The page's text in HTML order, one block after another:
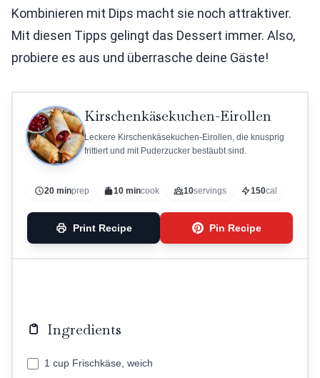
Kombinieren mit Dips macht sie noch attraktiver.
Mit diesen Tipps gelingt das Dessert immer. Also,
probiere es aus und überrasche deine Gäste!
Kirschenkäsekuchen-Eirollen
Leckere Kirschenkäsekuchen-Eirollen, die knusprig
frittiert und mit Puderzucker bestäubt sind.
20 minprep 10 mincook 10servings 150cal
Print Recipe Pin Recipe
Ingredients
1 cup Frischkäse, weich